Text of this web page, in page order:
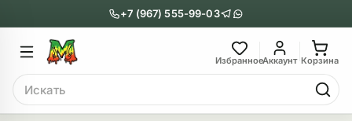
+7 (967) 555-99-03
ИзбранноеАккаунт Корзина
Поиск
Главное меню Главное
Трубки